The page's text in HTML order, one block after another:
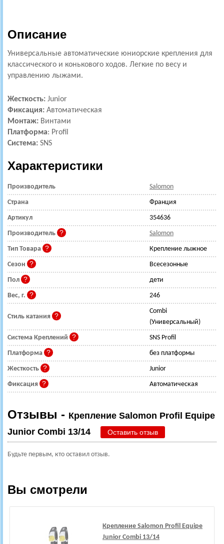
Описание
Универсальные автоматические юниорские крепления для
классического и конькового ходов. Легкие по весу и
управлению лыжами.
Жесткость: Junior
Фиксация: Автоматическая
Монтаж: Винтами
Платформа: Profil
Система: SNS
Характеристики
Производитель Salomon
Страна Франция
Артикул 354636
Производитель Salomon
Тип Товара Крепление лыжное
Сезон Всесезонные
Пол дети
Вес, г. 246
Стиль катания
Combi
(Универсальный)
Система Креплений SNS Profil
Платформа без платформы
Жесткость Junior
Фиксация Автоматическая
Отзывы - Крепление Salomon Profil Equipe
Junior Combi 13/14
Оставить отзыв
Будьте первым, кто оставил отзыв.
Вы смотрели
Крепление Salomon Profil Equipe
Junior Combi 13/14